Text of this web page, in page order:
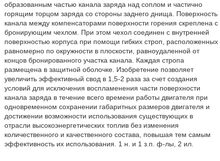
образованным частью канала заряда над соплом и частично
горящим торцом заряда со стороны заднего днища. Поверхность
канала между компенсаторами поверхности горения скреплена с
бронирующим чехлом. При этом чехол соединен с внутренней
поверхностью корпуса при помощи гибких строп, расположенных
равномерно по окружности в плоскости, равноудаленной от
концов бронированного участка канала. Каждая стропа
размещена в защитной оболочке. Изобретение позволяет
увеличить эффективный свод в 1,5-2 раза за счет создания
условий для исключения воспламенения части поверхности
канала заряда в течение всего времени работы двигателя при
одновременном сохранении габаритных размеров двигателя и
достижении возможности использования существующих в
отрасли высокоэнергетических топлив без изменения
количественного и качественного состава, повышая тем самым
эффективность их использования. 1 н. и 1 з.п. ф-лы, 2 ил.